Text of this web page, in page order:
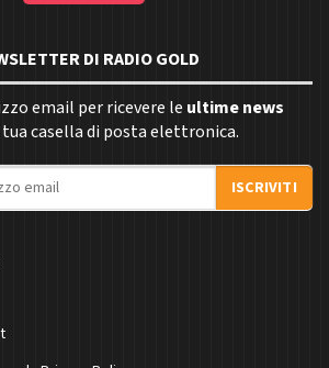
DI RADIO GOLD
email per ricevere le ultime news
casella di posta elettronica.
ISCRIVITI